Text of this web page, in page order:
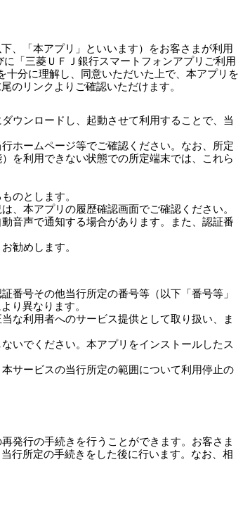
、「本アプリ」といいます）をお客さまが利用
「三菱ＵＦＪ銀行スマートフォンアプリご利用
分に理解し、同意いただいた上で、本アプリを
のリンクよりご確認いただけます。
ウンロードし、起動させて利用することで、当
ホームページ等でご確認ください。なお、所定
を利用できない状態での所定端末では、これら
のとします。
、本アプリの履歴確認画面でご確認ください。
音声で通知する場合があります。また、認証番
勧めします。
番号その他当行所定の番号等（以下「番号等」
り異なります。
な利用者へのサービス提供として取り扱い、ま
いでください。本アプリをインストールしたス
サービスの当行所定の範囲について利用停止の
発行の手続きを行うことができます。お客さま
行所定の手続きをした後に行います。なお、相